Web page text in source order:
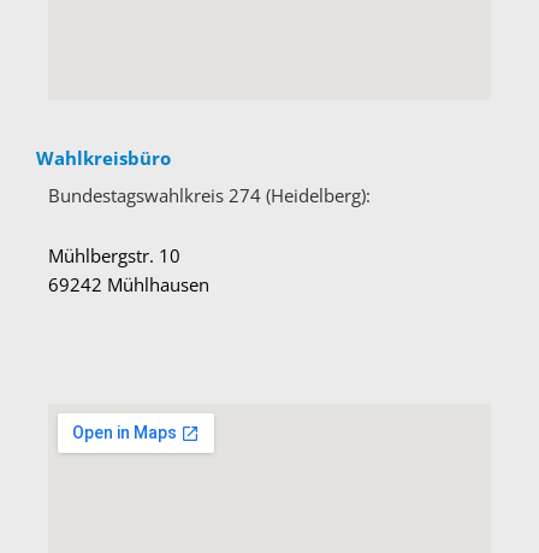
Wahlkreisbüro
Bundestagswahlkreis 274 (Heidelberg):
Mühlbergstr. 10
69242 Mühlhausen